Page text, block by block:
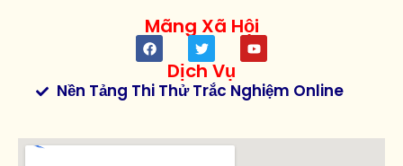
Mãng Xã Hội
Dịch Vụ
Nền Tảng Thi Thử Trắc Nghiệm Online